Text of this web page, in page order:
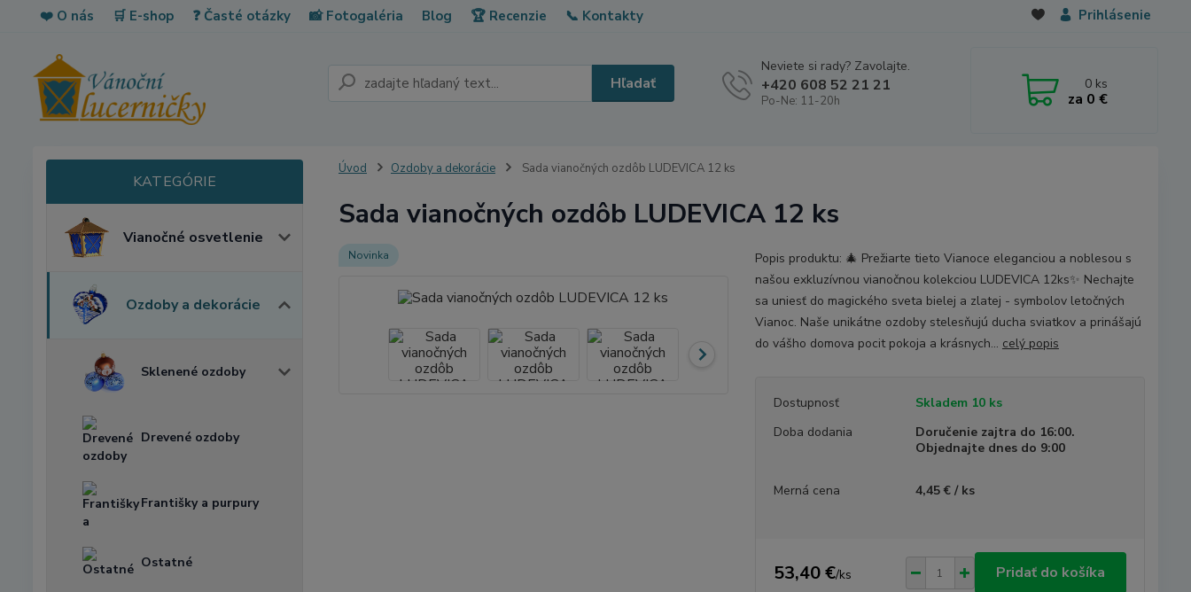
❤️ O nás 🛒 E-shop ❓ Časté otázky 📸 Fotogaléria 🏆 Recenzie 📞 Kontakty
Blog Prihlásenie
Hľadať
Neviete si rady? Zavolajte.
+420 608 52 21 21
Po-Ne: 11-20h
0 ks
za 0 €
Vianočné osvetlenie
Ozdoby a dekorácie
Sklenené ozdoby
Drevené ozdoby
Františky a purpury
Ostatné
Úvod Ozdoby a dekorácie Sada vianočných ozdôb LUDEVICA 12 ks
Sada vianočných ozdôb LUDEVICA 12 ks
Novinka
Popis produktu: 🎄 Prežiarte tieto Vianoce eleganciou a noblesou s
našou exkluzívnou vianočnou kolekciou LUDEVICA 12ks✨ Nechajte
sa uniesť do magického sveta bielej a zlatej - symbolov letočných
Vianoc. Naše unikátne ozdoby stelesňujú ducha sviatkov a prinášajú
do vášho domova pocit pokoja a krásnych... celý popis
Dostupnosť
Skladem 10 ks
Doba dodania
Doručenie zajtra do 16:00.
Objednajte dnes do 9:00
Merná cena 4,45 € / ks
53,40 €/ks Pridať do košíka